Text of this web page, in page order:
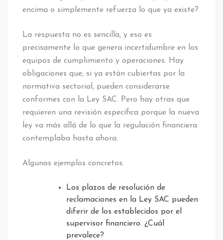
encima o simplemente refuerza lo que ya existe?
La respuesta no es sencilla, y eso es
precisamente lo que genera incertidumbre en los
equipos de cumplimiento y operaciones. Hay
obligaciones que, si ya están cubiertas por la
normativa sectorial, pueden considerarse
conformes con la Ley SAC. Pero hay otras que
requieren una revisión específica porque la nueva
ley va más allá de lo que la regulación financiera
contemplaba hasta ahora.
Algunos ejemplos concretos:
Los plazos de resolución de
reclamaciones en la Ley SAC pueden
diferir de los establecidos por el
supervisor financiero. ¿Cuál
prevalece?